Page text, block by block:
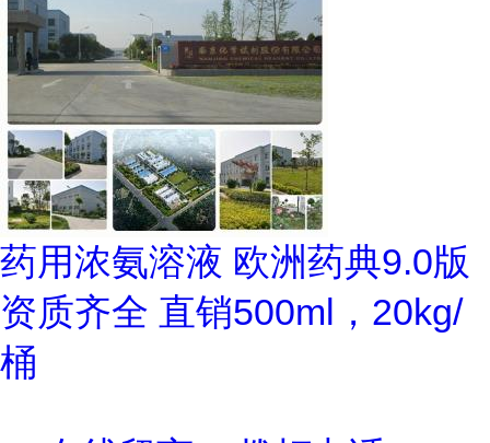
药用浓氨溶液 欧洲药典9.0版
资质齐全 直销500ml，20kg/
桶